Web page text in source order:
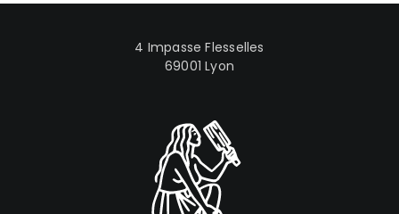
4 Impasse Flesselles
69001 Lyon